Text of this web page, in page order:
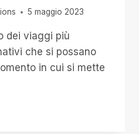
5 maggio 2023
dei viaggi più
che si possano
in cui si mette